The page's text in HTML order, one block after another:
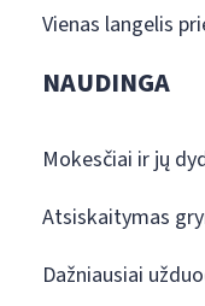
Vienas langelis
NAUDINGA
Mokesčiai ir jų
Atsiskaitymas
Dažniausiai